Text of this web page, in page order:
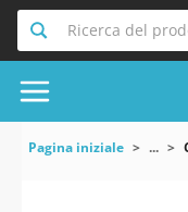
Ricerca del
Pagina iniziale ...